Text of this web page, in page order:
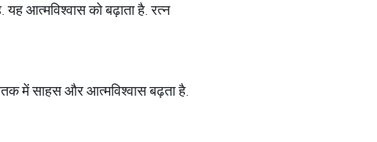
आत्मविश्वास को बढ़ाता है. रत्न
में साहस और आत्मविश्वास बढ़ता है.